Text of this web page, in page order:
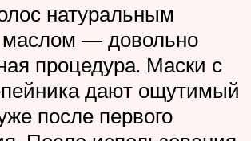
натуральным
— довольно
процедура. Маски с
дают ощутимый
после первого